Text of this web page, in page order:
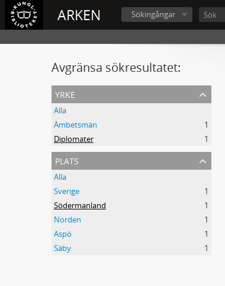
ARKEN Sökingångar
Avgränsa sökresultatet:
yrke
Alla
Ämbetsmän
1
Diplomater
1
plats
Alla
Sverige
1
Södermanland
1
Norden
1
Aspö
1
Säby
1